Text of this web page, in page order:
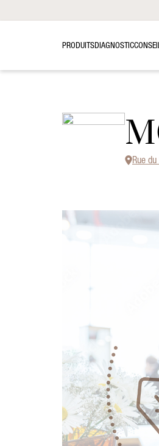
PRODUITSDIAGNOSTIC
Rue